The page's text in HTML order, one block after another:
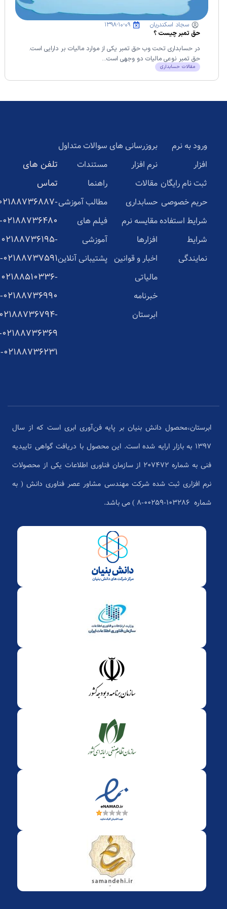
سجاد اسکندریان
۱۳۹۸-۱۰-۰۹
حق تمبر چیست ؟
در حسابداری تحت وب حق تمبر یکی از موارد مالیات بر دارایی است.
حق تمبر نوعی مالیات دو وجهی است...
مقالات حسابداری
ورود به نرم
افزار
ثبت نام رایگان
حریم خصوصی
شرایط استفاده
شرایط
نمایندگی
بروزرسانی های
نرم افزار
مقالات
حسابداری
مقایسه نرم
افزارها
اخبار و قوانین
مالیاتی
خبرنامه
ابرستان
سوالات متداول
مستندات
راهنما
مطالب آموزشی
فیلم های
آموزشی
پشتیبانی آنلاین
تلفن های
تماس
02188736480-
02188736195-
02188737591-
02188510336-
02188736990-
02188736794-
02188736369-
02188736231-
ابرستان،محصول دانش بنیان بر پایه فن‌آوری ابری است که از سال
1397 به بازار ارایه شده است. این محصول با دریافت گواهی تاییدیه
فنی به شماره 207472 از سازمان فناوری اطلاعات یکی از محصولات
نرم افزاری ثبت شده شرکت مهندسی مشاور عصر فناوری دانش ( به
شماره ۱۰۳۲۸۶-۰۰۲۵۹-۸ ) می باشد.